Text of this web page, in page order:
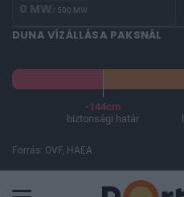
0 MW/ 500 MW
DUNA VÍZÁLLÁSA PAKSNÁL
-144cm
biztonsági határ
Forrás: OVF, HAEA